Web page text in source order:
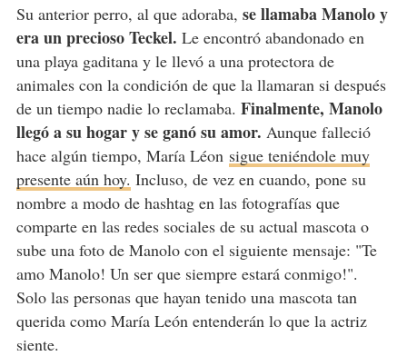
Su anterior perro, al que adoraba, se llamaba Manolo y
era un precioso Teckel. Le encontró abandonado en
una playa gaditana y le llevó a una protectora de
animales con la condición de que la llamaran si después
de un tiempo nadie lo reclamaba. Finalmente, Manolo
llegó a su hogar y se ganó su amor. Aunque falleció
hace algún tiempo, María Léon sigue teniéndole muy
presente aún hoy. Incluso, de vez en cuando, pone su
nombre a modo de hashtag en las fotografías que
comparte en las redes sociales de su actual mascota o
sube una foto de Manolo con el siguiente mensaje: "Te
amo Manolo! Un ser que siempre estará conmigo!".
Solo las personas que hayan tenido una mascota tan
querida como María León entenderán lo que la actriz
siente.